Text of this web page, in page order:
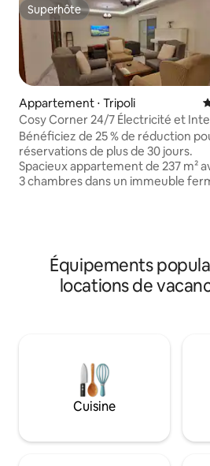
Superhôte
Superhôte
Appartement ⋅ Tripoli
Cosy Corner 24/7 Électricité et
réservez 30 jours et obtenez 25 %
réduction
Bénéficiez de 25 % de réduction
réservations de plus de 30 jours.
Spacieux appartement de 237 m²
3 chambres dans un immeuble
pied de la rue animée des cafés de
et Farez. Bénéficiez de l'électricité
24 h/24 et 7 j/7, d'une connexion
sécurisé et idéalement situé, parfait
pour les familles, les groupes ou les
voyageurs d'affaires. Réservez votre
séjour dès aujourd'hui.
Équipements
locations de
Cuisine